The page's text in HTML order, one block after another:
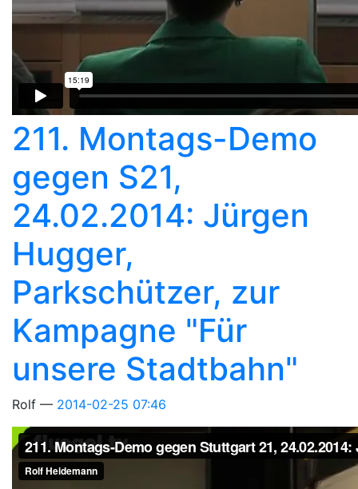
211. Montags-Demo
gegen S21,
24.02.2014: Jürgen
Hugger,
Parkschützer, zur
Kampagne "Für
unsere Stadtbahn"
Rolf 2014-02-25 07:46